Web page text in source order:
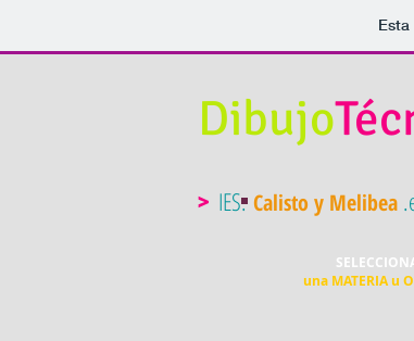
Dibujo
> IES.Calisto y Melibea
una MATERIAu